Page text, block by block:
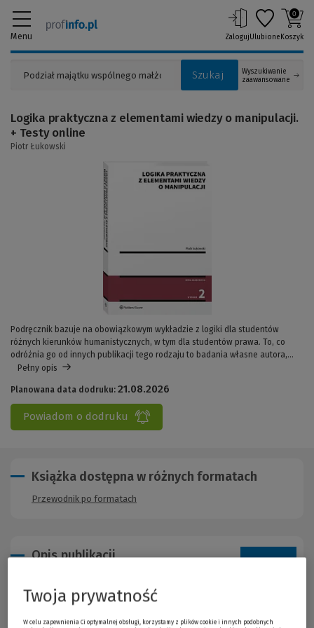
Menu
Szukaj
Wyszukiwanie
zaawansowane
ZalogujUlubione
0
Koszyk
Podręcznik bazuje na obowiązkowym wykładzie z logiki dla studentów
różnych kierunków humanistycznych, w tym dla studentów prawa. To, co
odróżnia go od innych publikacji tego rodzaju to badania własne autora,...
Pełny opis
Logika praktyczna z elementami wiedzy o manipulacji.
+ Testy online
Piotr Łukowski
Planowana data dodruku: 21.08.2026
Powiadom o dodruku
Opis publikacji
Podręcznik bazuje na obowiązkowym wykładzie z logiki
Książka dostępna w różnych formatach
Przewodnik po formatach
Twoja prywatność
W celu zapewnienia Ci optymalnej obsługi, korzystamy z plików cookie i innych podobnych